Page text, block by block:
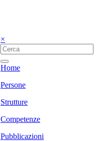
×
Home
Persone
Strutture
Competenze
Pubblicazioni